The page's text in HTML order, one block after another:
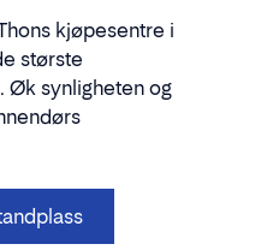
kjøpesentre i
største
Øk synligheten og